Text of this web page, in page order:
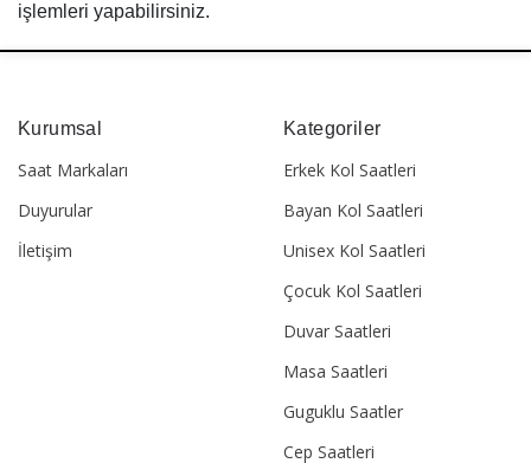
işlemleri yapabilirsiniz.
Kurumsal
Saat Markaları
Duyurular
İletişim
Kategoriler
Erkek Kol Saatleri
Bayan Kol Saatleri
Unisex Kol Saatleri
Çocuk Kol Saatleri
Duvar Saatleri
Masa Saatleri
Guguklu Saatler
Cep Saatleri